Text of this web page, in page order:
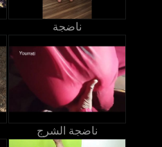
ناضجة
ناضجة الشرج